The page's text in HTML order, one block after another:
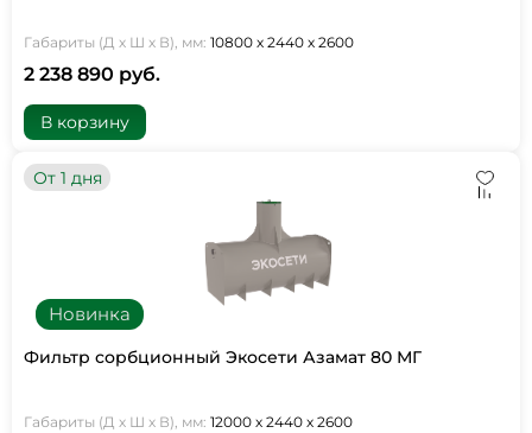
Габариты (Д х Ш х В), мм: 10800 х 2440 х 2600
2 238 890 руб.
В корзину
Новинка
От 1 дня
Фильтр сорбционный Экосети Азамат 80 МГ
Габариты (Д х Ш х В), мм: 12000 х 2440 х 2600